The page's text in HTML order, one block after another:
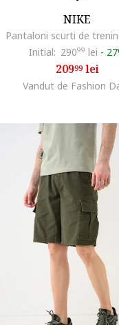
NIKE
Initial: 29099 lei -
20999lei
Vandut de Fashion